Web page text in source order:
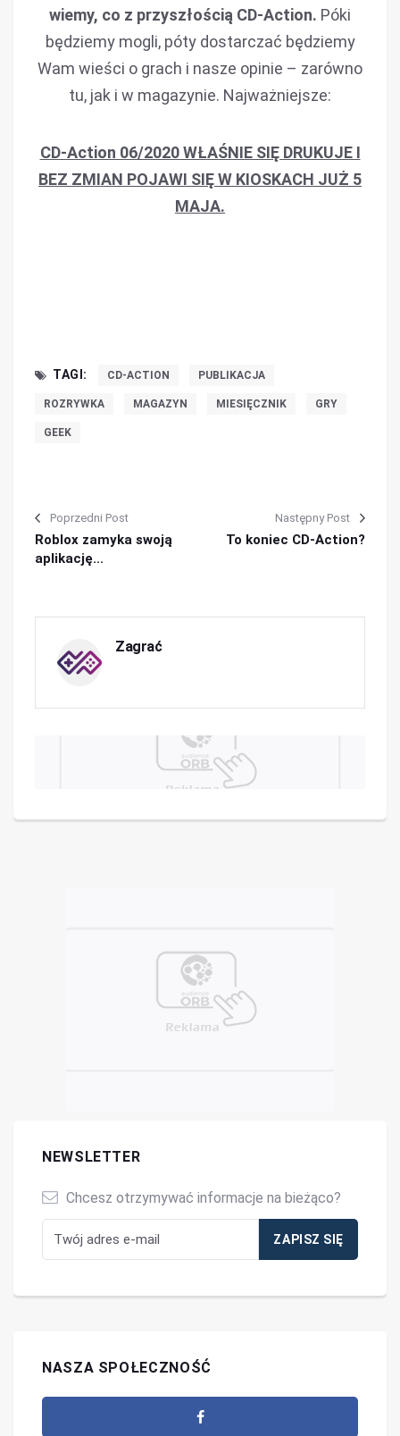
wiemy, co z przyszłością CD-Action. Póki
będziemy mogli, póty dostarczać będziemy
Wam wieści o grach i nasze opinie – zarówno
tu, jak i w magazynie. Najważniejsze:
CD-Action 06/2020 WŁAŚNIE SIĘ DRUKUJE I
BEZ ZMIAN POJAWI SIĘ W KIOSKACH JUŻ 5
MAJA.
TAGI: CD-ACTION PUBLIKACJA
ROZRYWKA MAGAZYN MIESIĘCZNIK GRY
GEEK
Poprzedni Post
Roblox zamyka swoją
aplikację...
Następny Post
To koniec CD-Action?
Zagrać
NEWSLETTER
Chcesz otrzymywać informacje na bieżąco?
NASZA SPOŁECZNOŚĆ